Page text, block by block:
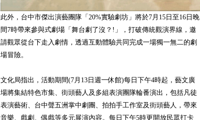
此外，台中市傑出演藝團隊「20%實驗劇坊」將於7月15日至16日晚
間7時帶來參與式劇場「舞台劇了沒？!」，打破傳統觀演界線，邀
請觀眾從台下走入劇情，透過互動體驗共同完成一場獨一無二的劇
場冒險。
文化局指出，活動期間(7月13日週一休館)每日下午4時起，藝文廣
場將集結特色市集、街頭藝人及多組表演團隊輪番演出，包括凡徒
表演藝術、台中聲五洲掌中劇團、拍拍手工作室及街頭藝人，帶來
音樂、戲劇、偶戲等多元展演內容。每日下午5時更開放民眾打卡